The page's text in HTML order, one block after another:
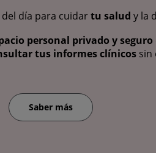
del día para cuidartu salud y la
personal privado y seguro
tus informes clínicos sin
Saber más